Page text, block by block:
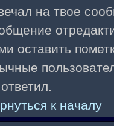
на твое
оставить
к началу